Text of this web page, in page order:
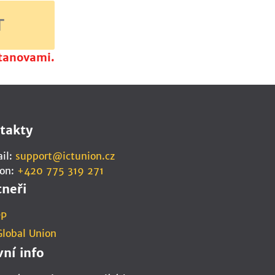
support@ictunion.cz
+420 775 319 271
Union
info